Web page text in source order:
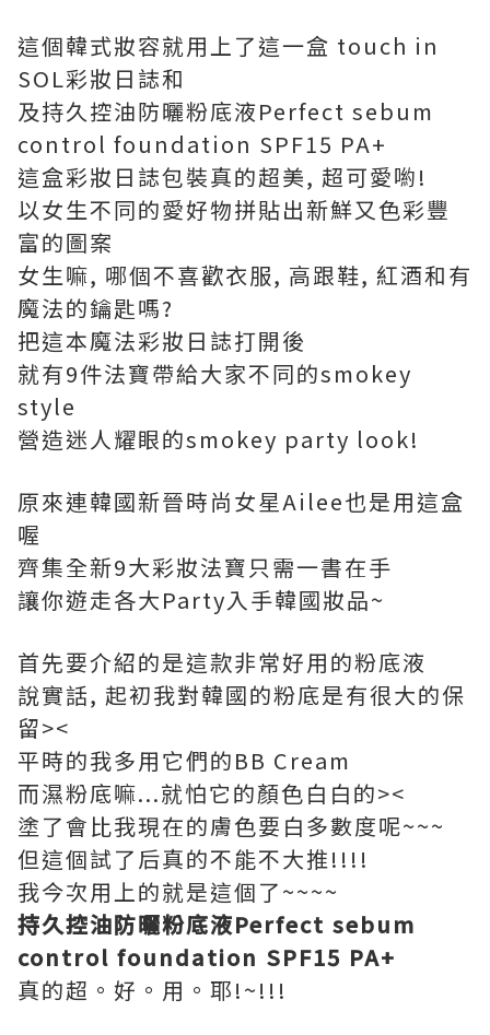
這個韓式妝容就用上了這一盒 touch in
SOL彩妝日誌和
及持久控油防曬粉底液Perfect sebum
control foundation SPF15 PA+
這盒彩妝日誌包裝真的超美, 超可愛喲!
以女生不同的愛好物拼貼出新鮮又色彩豐
富的圖案
女生嘛, 哪個不喜歡衣服, 高跟鞋, 紅酒和有
魔法的鑰匙嗎?
把這本魔法彩妝日誌打開後
就有9件法寶帶給大家不同的smokey
style
營造迷人耀眼的smokey party look!
原來連韓國新晉時尚女星Ailee也是用這盒
喔
齊集全新9大彩妝法寶只需一書在手
讓你遊走各大Party入手韓國妝品~
首先要介紹的是這款非常好用的粉底液
說實話, 起初我對韓國的粉底是有很大的保
留><
平時的我多用它們的BB Cream
而濕粉底嘛...就怕它的顏色白白的><
塗了會比我現在的膚色要白多數度呢~~~
但這個試了后真的不能不大推!!!!
我今次用上的就是這個了~~~~
持久控油防曬粉底液Perfect sebum
control foundation SPF15 PA+
真的超。好。用。耶!~!!!